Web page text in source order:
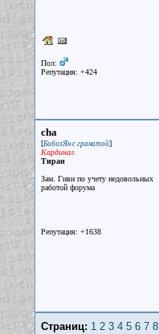
Пол:
Репутация: +424
cha
[БибизЯн с гранатой]
Кардинал
Тиран
Зам. Гиви по учету недовольных
работой форума
Репутация: +1638
Страниц: 1 2 3 4 5 6 7 8